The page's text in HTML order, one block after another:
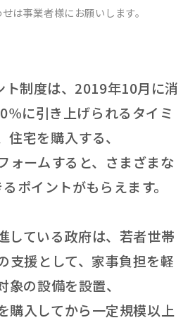
は事業者様にお願いします。
ト制度は、2019年10月に消
％に引き上げられるタイミ
住宅を購入する、
ォームすると、さまざまな
ポイントがもらえます。
している政府は、若者世帯
支援として、家事負担を軽
象の設備を設置、
購入してから一定規模以上